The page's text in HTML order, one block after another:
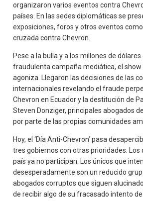
organizaron varios eventos contra
países. En las sedes diplomáticas se
exposiciones, foros y otros eventos
cruzada contra Chevron.
Pese a la bulla y a los millones de
fraudulenta campaña mediática, el show
agoniza. Llegaron las decisiones de las
internacionales revelando el fraude
Chevron en Ecuador y la destitución de
Steven Donziger, principales abogados
por parte de las propias comunidades
Hoy, el ‘Día Anti-Chevron’ pasa
tres gobiernos con otras prioridades. Los
país ya no participan. Los únicos que
desesperadamente son un reducido
abogados corruptos que siguen
de recibir algo de su fracasado intento